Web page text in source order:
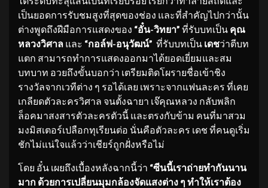
เป็นยอดการรับชมสูงที่สุดของช่อง และที่สำคัญไปกว่านั้น
ต่างพูดถึงฝีมือการแสดงของ “อั๋น-วิทยา” ที่รับบทเป็น คุณ
หลวงวิศาล และ “กอล์ฟ-อนุวัฒน์” ที่รับบทเป็น เดชว่าตีบท
แตก สามารถทำการแสดงออกมาได้ยอดเยี่ยมและสม
บทบาท อวยถึงขั้นบอกว่า เตรียมติดโผรายชื่อเข้าชิง
รางวัลจากเวทีต่าง ๆ รอได้เลย เพราะจากแฟนละคร ที่เคย
เกลียดตัวละครวิศาล จนตั้งฉายา เจ๊คุณหลวง กลับพลิก
ล็อคมาสงสารตัวละครตัวนี้ และตรงกับข้าม คนที่มาสวม
มงมิสเตอร์เปลือกทุเรียนต่อ นั่นคือตัวละคร เดช ที่คนดูเริ่ม
ชักไม่แน่ใจแล้วว่าเชียร์ถูกฝั่งหรือไม่
โดย อั๋น เผยถึงเบื้องหลังฉากนี้ว่า “ซีนนี้เราถ่ายทำกันนาน
มาก ด้วยการเปลี่ยนมุมกล้องจัดแสงต่าง ๆ ทำให้เราต้อง